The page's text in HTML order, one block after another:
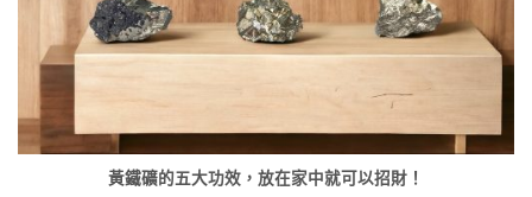
黃鐵礦的五大功效，放在家中就可以招財！